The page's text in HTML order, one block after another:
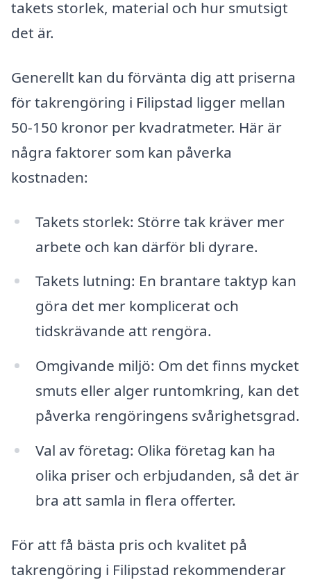
takets storlek, material och hur smutsigt
det är.
Generellt kan du förvänta dig att priserna
för takrengöring i Filipstad ligger mellan
50-150 kronor per kvadratmeter. Här är
några faktorer som kan påverka
kostnaden:
Takets storlek: Större tak kräver mer
arbete och kan därför bli dyrare.
Takets lutning: En brantare taktyp kan
göra det mer komplicerat och
tidskrävande att rengöra.
Omgivande miljö: Om det finns mycket
smuts eller alger runtomkring, kan det
påverka rengöringens svårighetsgrad.
Val av företag: Olika företag kan ha
olika priser och erbjudanden, så det är
bra att samla in flera offerter.
För att få bästa pris och kvalitet på
takrengöring i Filipstad rekommenderar